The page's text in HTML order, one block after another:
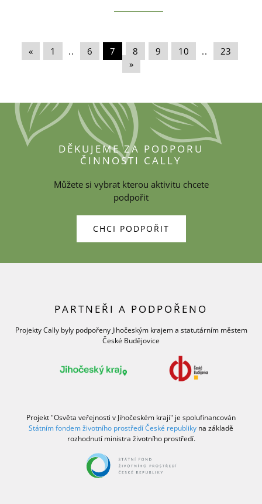
« 1 .. 6 7 8 9 10 .. 23
»
DĚKUJEME ZA PODPORU
ČINNOSTI CALLY
Můžete si vybrat kterou aktivitu chcete
podpořit
CHCI PODPOŘIT
PARTNEŘI A PODPOŘENO
Projekty Cally byly podpořeny Jihočeským krajem a statutárním městem
České Budějovice
Projekt "Osvěta veřejnosti v Jihočeském kraji" je spolufinancován
Státním fondem životního prostředí České republiky na základě
rozhodnutí ministra životního prostředí.